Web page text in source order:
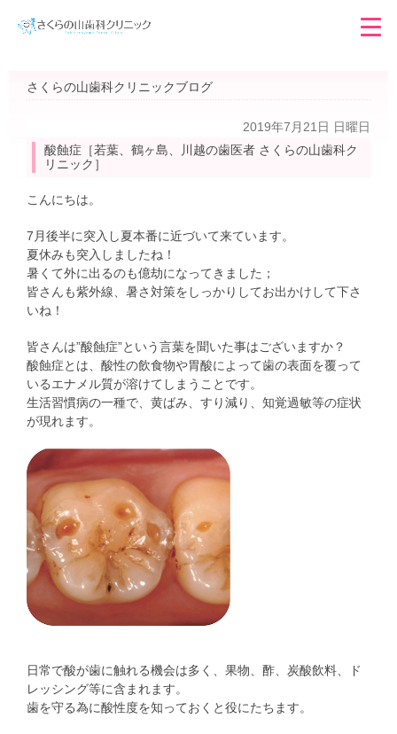
さくらの山歯科クリニックブログ
2019年7月21日 日曜日
酸蝕症［若葉、鶴ヶ島、川越の歯医者 さくらの山歯科ク
リニック］
こんにちは。
7月後半に突入し夏本番に近づいて来ています。
夏休みも突入しましたね！
暑くて外に出るのも億劫になってきました；
皆さんも紫外線、暑さ対策をしっかりしてお出かけして下さ
いね！
皆さんは”酸蝕症”という言葉を聞いた事はございますか？
酸蝕症とは、酸性の飲食物や胃酸によって歯の表面を覆って
いるエナメル質が溶けてしまうことです。
生活習慣病の一種で、黄ばみ、すり減り、知覚過敏等の症状
が現れます。
日常で酸が歯に触れる機会は多く、果物、酢、炭酸飲料、ド
レッシング等に含まれます。
歯を守る為に酸性度を知っておくと役にたちます。